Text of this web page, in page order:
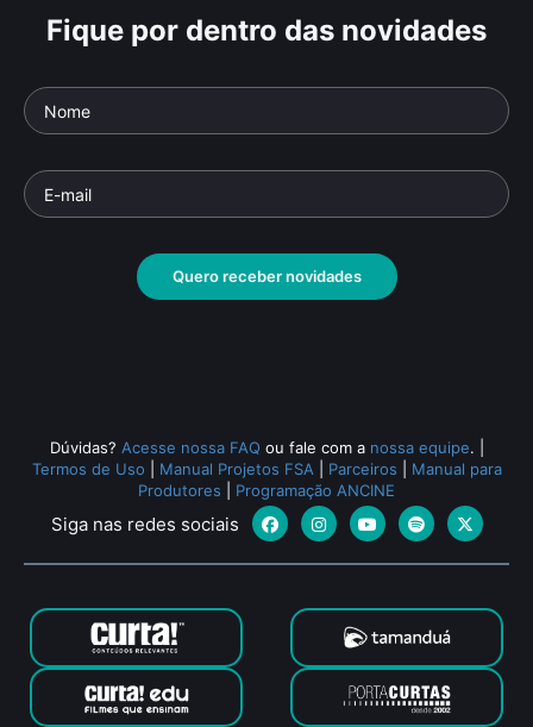
Fique por dentro das novidades
Quero receber novidades
Dúvidas? Acesse nossa FAQ ou fale com a nossa equipe.
Termos de Uso
Manual Projetos FSA Parceiros
Manual para
Produtores
Programação ANCINE
Siga nas redes sociais